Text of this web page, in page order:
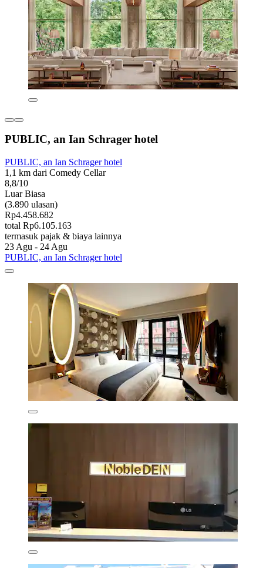
PUBLIC, an Ian Schrager hotel
PUBLIC, an Ian Schrager hotel
1,1 km dari Comedy Cellar
8,8/10
Luar Biasa
(3.890 ulasan)
Rp4.458.682
total Rp6.105.163
termasuk pajak & biaya lainnya
23 Agu - 24 Agu
PUBLIC, an Ian Schrager hotel